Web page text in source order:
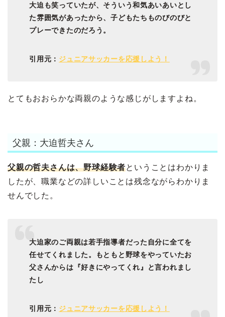
大迫も笑っていたが、そういう和気あいあいとし
た雰囲気があったから、子どもたちものびのびと
プレーできたのだろう。
引用元： ジュニアサッカーを応援しよう！
とてもおおらかな両親のような感じがしますよね。
父親：大迫哲夫さん
父親の哲夫さんは、野球経験者ということはわかりま
したが、職業などの詳しいことは残念ながらわかりま
せんでした。
大迫家のご両親は若手指導者だった自分に全てを
任せてくれました。もともと野球をやっていたお
父さんからは『好きにやってくれ』と言われまし
たし
引用元： ジュニアサッカーを応援しよう！